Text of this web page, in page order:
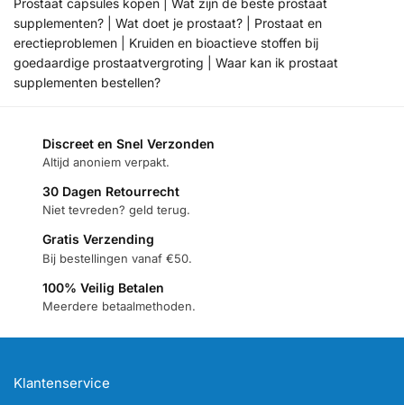
supplementen? | Wat doet je prostaat? | Prostaat en
erectieproblemen | Kruiden en bioactieve stoffen bij
goedaardige prostaatvergroting | Waar kan ik prostaat
supplementen bestellen?
Discreet en Snel Verzonden
Altijd anoniem verpakt.
30 Dagen Retourrecht
Niet tevreden? geld terug.
Gratis Verzending
Bij bestellingen vanaf €50.
100% Veilig Betalen
Meerdere betaalmethoden.
Klantenservice